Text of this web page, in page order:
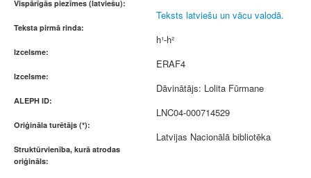
Vispārīgās piezīmes (latviešu):
Teksts latviešu un vācu valodā.
Teksta pirmā rinda:
h¹-h²
Izcelsme:
ERAF4
Izcelsme:
Dāvinātājs: Lolita Fūrmane
ALEPH ID:
LNC04-000714529
Oriģināla turētājs (*):
Latvijas Nacionālā bibliotēka
Struktūrvienība, kurā atrodas
oriģināls: